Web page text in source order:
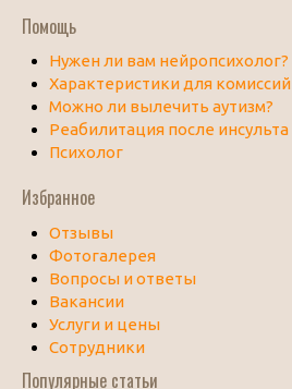
Помощь
Нужен ли вам нейропсихолог?
Характеристики для комиссий
Можно ли вылечить аутизм?
Реабилитация после инсульта
Психолог
Избранное
Отзывы
Фотогалерея
Вопросы и ответы
Вакансии
Услуги и цены
Сотрудники
Популярные статьи